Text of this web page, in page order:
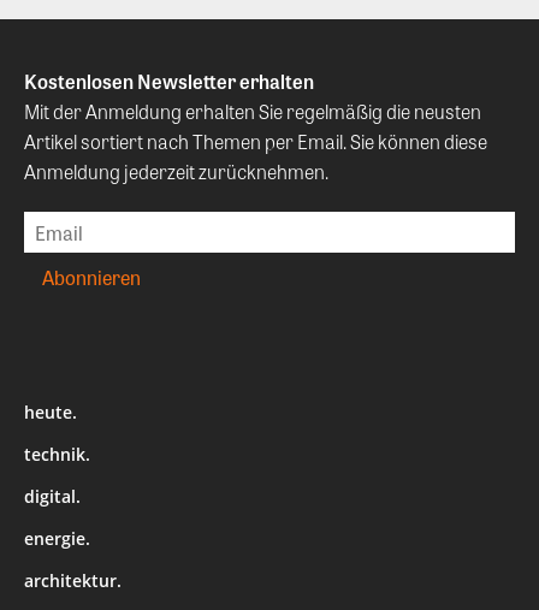
Kostenlosen Newsletter erhalten
Mit der Anmeldung erhalten Sie regelmäßig die neusten
Artikel sortiert nach Themen per Email. Sie können diese
Anmeldung jederzeit zurücknehmen.
heute.
technik.
digital.
energie.
architektur.